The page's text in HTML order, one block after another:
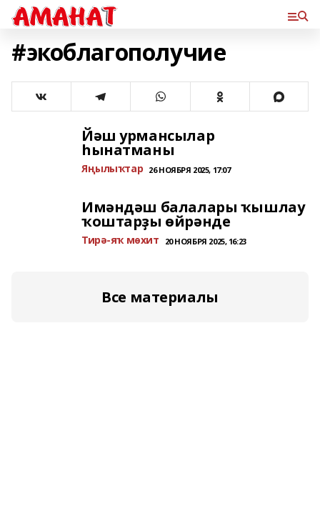
#экоблагополучие
Йәш урмансылар
һынатманы
Яңылыҡтар 26 НОЯБРЯ 2025, 17:07
Имәндәш балалары ҡышлау
ҡоштарҙы өйрәнде
Тирә-яҡ мөхит 20 НОЯБРЯ 2025, 16:23
Все материалы